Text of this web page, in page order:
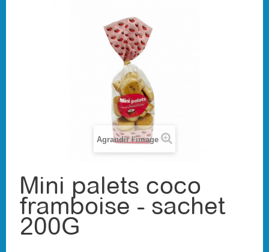
Agrandir l'image
Mini palets coco
framboise - sachet
200G